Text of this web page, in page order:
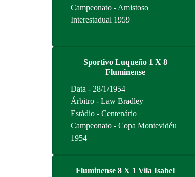
Campeonato - Amistoso
Interestadual 1959
Sportivo Luqueño 1 X 8
Fluminense
Data - 28/1/1954
Árbitro - Law Bradley
Estádio - Centenário
Campeonato - Copa Montevidéu
1954
Fluminense 8 X 1 Vila Isabel